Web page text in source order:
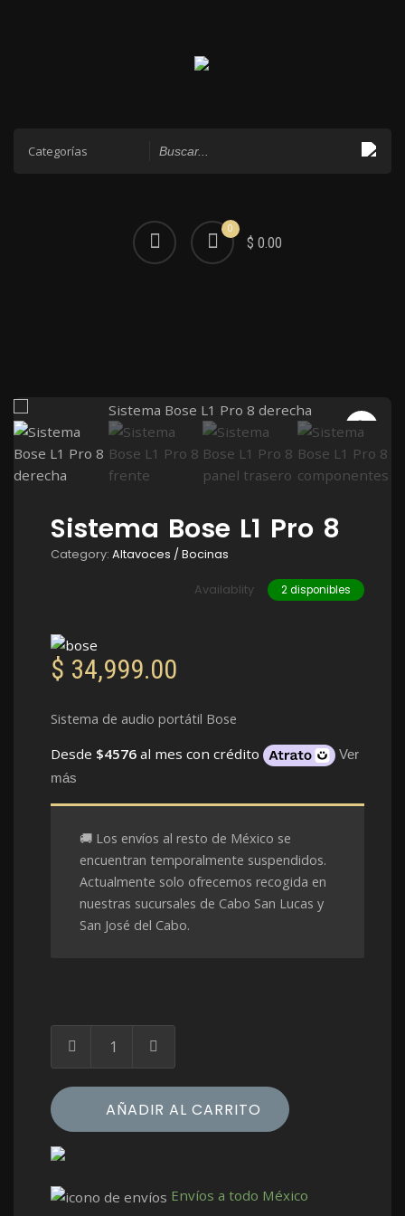
0
$ 0.00
Sistema Bose L1 Pro 8
Category: Altavoces / Bocinas
Availablity 2 disponibles
$ 34,999.00
Sistema de audio portátil Bose
Desde $4576 al mes con crédito
Ver
más
🚚 Los envíos al resto de México se
encuentran temporalmente suspendidos.
Actualmente solo ofrecemos recogida en
nuestras sucursales de Cabo San Lucas y
San José del Cabo.
AÑADIR AL CARRITO
Envíos a todo México